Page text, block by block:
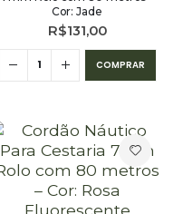
Cor: Jade
R$131,00
COMPRAR